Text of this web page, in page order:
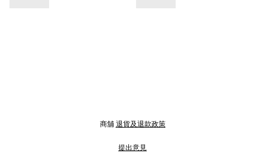
商舖 退貨及退款政策
提出意見